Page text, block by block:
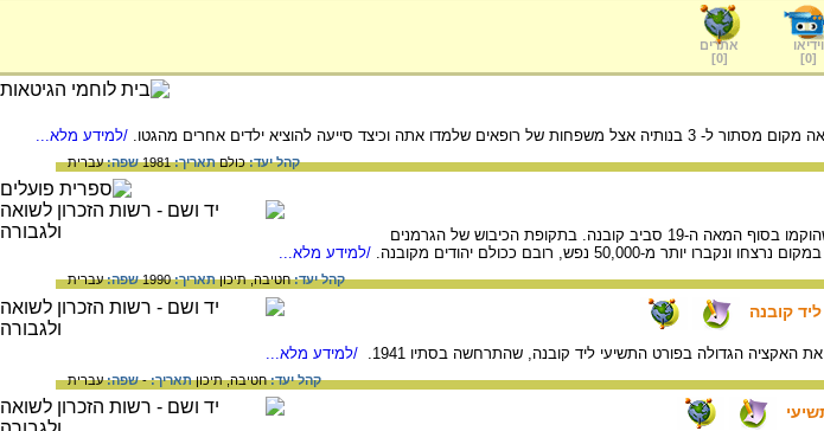
וידיאו
[
0
]
אתרים
[
0
]
סייעה להוציא ילדים אחרים מהגטו. /למידע מלא...
קהל יעד:כולםתאריך:1981 שפה:עברית
הפורט התשיעי בקובנה הוא שמה של אחת ממערכת המצודות שהוקמו בסוף המאה ה-19 סביב קובנה. בתקופת הכיבוש של הגרמנים
נפש, רובם ככולם יהודים מקובנה.
/למידע מלא...
קהל יעד:חטיבה,תיכוןתאריך:1990 שפה:עברית
קובנה
/למידע מלא...
קהל יעד:חטיבה,תיכוןתאריך:-שפה:עברית